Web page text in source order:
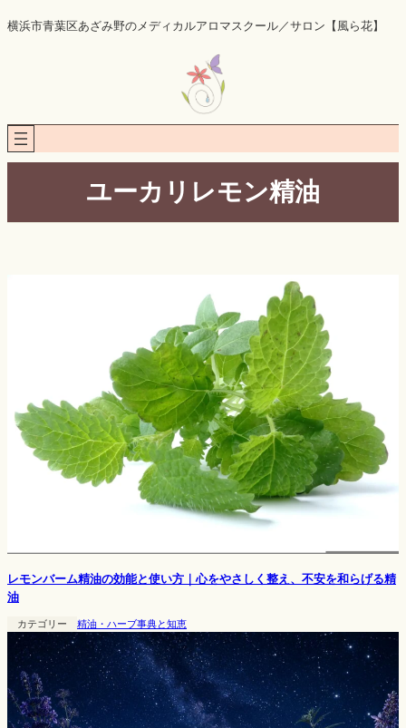
容
プ
横浜市青葉区あざみ野のメディカルアロマスクール／サロン【風ら花】
ユーカリレモン精油
レモンバーム精油の効能と使い方｜心をやさしく整え、不安を和らげる精
油
カテゴリー 精油・ハーブ事典と知恵